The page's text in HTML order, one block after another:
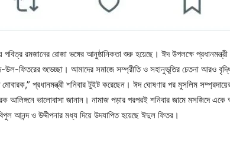
পবিত্র রমজানের রোজা ভঙ্গের আনুষ্ঠানিকতা শুরু হয়েছে। ঈদ উপলক্ষে
উল-ফিতরের শুভেচ্ছা। আমাদের সমাজে সম্প্রীতি ও সহানুভূতির চেতনা আরও
প্রধানমন্ত্রী শনিবার টুইট করেছেন। ঈদ ঘোষণার পর মুসলিম
আলিঙ্গনে ভালোবাসা জানান। নামাজ পড়ার পরপরই শনিবার জামে মসজিদে
আনন্দ ও উদ্দীপনার মধ্য দিয়ে উদযাপিত হয়েছে ঈদুল ফিতর।